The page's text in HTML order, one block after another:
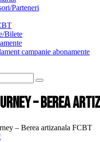
Parteneri
Bilete
campanie abonamente
– Berea
– Berea artizanala FCBT